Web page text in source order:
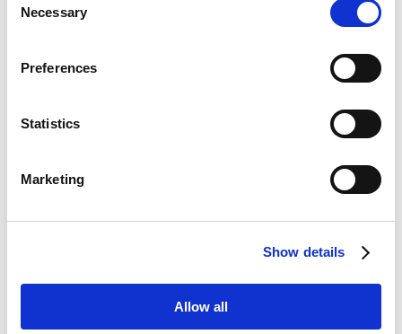
Google Analytics, Google Search Console
Marketo
link]
HubSpot
Selection
Necessary
Preferences
Statistics
Marketing
Show details
Allow all
RELATED INSIGHTS